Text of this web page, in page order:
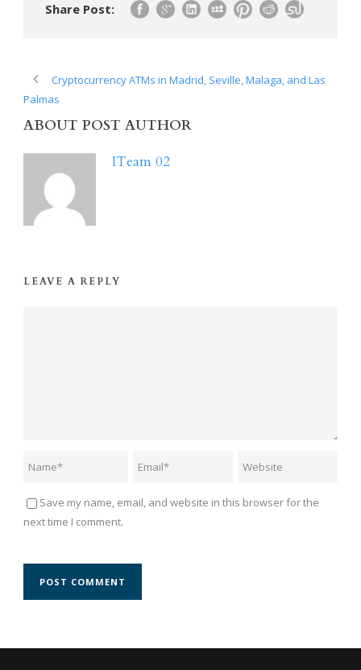
Share Post:
Cryptocurrency ATMs in Madrid, Seville, Malaga, and Las
Palmas
ABOUT POST AUTHOR
ITeam 02
LEAVE A REPLY
Save my name, email, and website in this browser for the
next time I comment.